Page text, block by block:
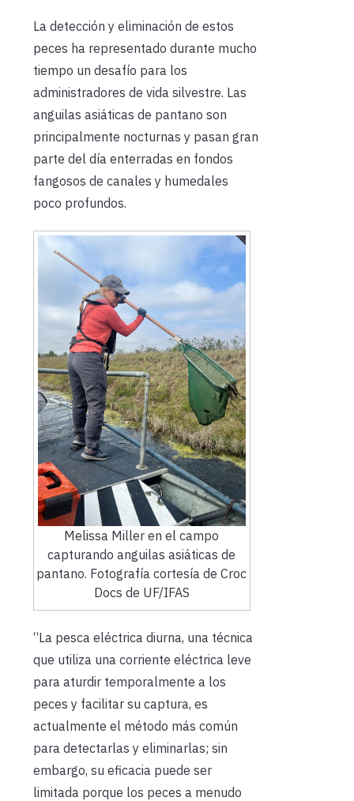
La detección y eliminación de estos
peces ha representado durante mucho
tiempo un desafío para los
administradores de vida silvestre. Las
anguilas asiáticas de pantano son
principalmente nocturnas y pasan gran
parte del día enterradas en fondos
fangosos de canales y humedales
poco profundos.
Melissa Miller en el campo
capturando anguilas asiáticas de
pantano. Fotografía cortesía de Croc
Docs de UF/IFAS
“La pesca eléctrica diurna, una técnica
que utiliza una corriente eléctrica leve
para aturdir temporalmente a los
peces y facilitar su captura, es
actualmente el método más común
para detectarlas y eliminarlas; sin
embargo, su eficacia puede ser
limitada porque los peces a menudo